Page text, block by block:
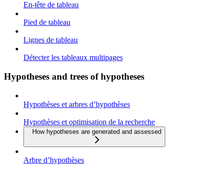
En-tête de tableau
Pied de tableau
Lignes de tableau
Détecter les tableaux multipages
Hypotheses and trees of hypotheses
Hypothèses et arbres d’hypothèses
Hypothèses et optimisation de la recherche
How hypotheses are generated and assessed
Arbre d’hypothèses